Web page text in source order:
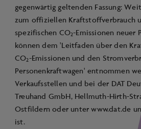
gegenwärtig geltenden Fassung:
zum offiziellen Kraftstoffverbrauch
spezifischen CO2-Emissionen neuer
können dem 'Leitfaden über den
CO2-Emissionen und den
Personenkraftwagen' entnommen
Verkaufsstellen und bei der DAT
Treuhand GmbH, Hellmuth-Hirth-
Ostfildern oder unterwww.dat.de
ist.